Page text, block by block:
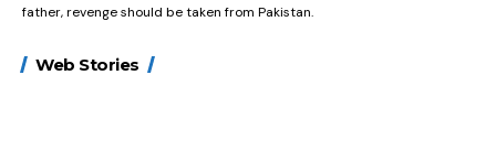
father, revenge should be taken from Pakistan.
Web Stories
FASTag के ये नए